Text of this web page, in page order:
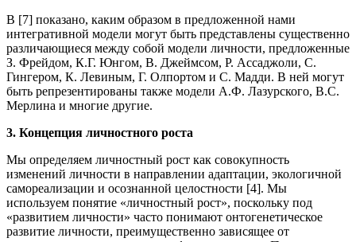
В [7] показано, каким образом в предложенной нами
интегративной модели могут быть представлены существенно
различающиеся между собой модели личности, предложенные
З. Фрейдом, К.Г. Юнгом, В. Джеймсом, Р. Ассаджоли, С.
Гингером, К. Левиным, Г. Олпортом и С. Мадди. В ней могут
быть репрезентированы также модели А.Ф. Лазурского, В.С.
Мерлина и многие другие.
3. Концепция личностного роста
Мы определяем личностный рост как совокупность
изменений личности в направлении адаптации, экологичной
самореализации и осознанной целостности [4]. Мы
используем понятие «личностный рост», поскольку под
«развитием личности» часто понимают онтогенетическое
развитие личности, преимущественно зависящее от